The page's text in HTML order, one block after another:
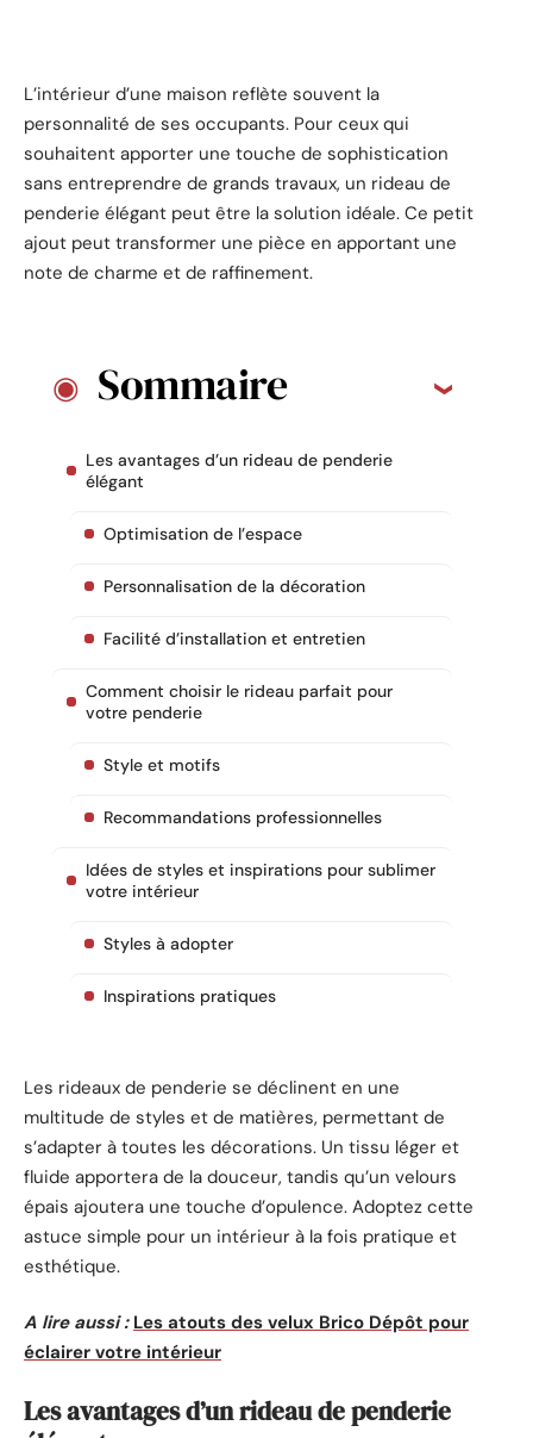
L’intérieur d’une maison reflète souvent la
personnalité de ses occupants. Pour ceux qui
souhaitent apporter une touche de sophistication
sans entreprendre de grands travaux, un rideau de
penderie élégant peut être la solution idéale. Ce petit
ajout peut transformer une pièce en apportant une
note de charme et de raffinement.
Sommaire
Les avantages d’un rideau de penderie
élégant
Optimisation de l’espace
Personnalisation de la décoration
Facilité d’installation et entretien
Comment choisir le rideau parfait pour
votre penderie
Style et motifs
Recommandations professionnelles
Idées de styles et inspirations pour sublimer
votre intérieur
Styles à adopter
Inspirations pratiques
Les rideaux de penderie se déclinent en une
multitude de styles et de matières, permettant de
s’adapter à toutes les décorations. Un tissu léger et
fluide apportera de la douceur, tandis qu’un velours
épais ajoutera une touche d’opulence. Adoptez cette
astuce simple pour un intérieur à la fois pratique et
esthétique.
A lire aussi : Les atouts des velux Brico Dépôt pour
éclairer votre intérieur
Les avantages d’un rideau de penderie